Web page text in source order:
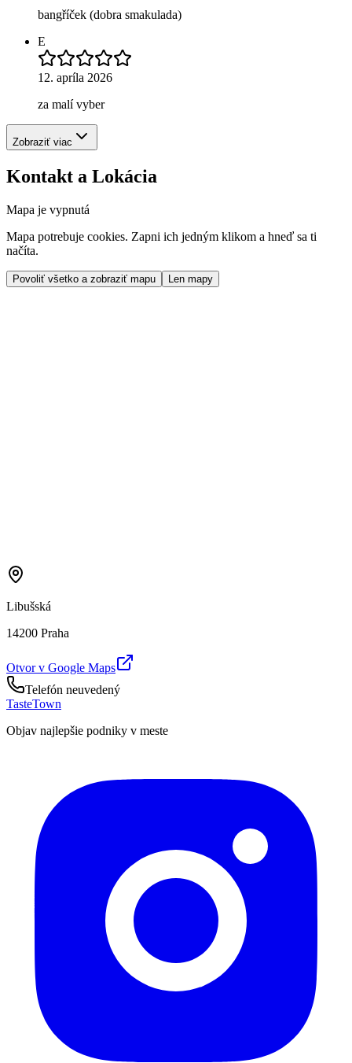
bangříček (dobra smakulada)
E
12. apríla 2026
za malí vyber
Zobraziť viac
Kontakt a Lokácia
Mapa je vypnutá
Mapa potrebuje cookies. Zapni ich jedným klikom a hneď sa ti
načíta.
Povoliť všetko a zobraziť mapu Len mapy
Libušská
14200 Praha
Otvor v Google Maps
Telefón neuvedený
TasteTown
Objav najlepšie podniky v meste